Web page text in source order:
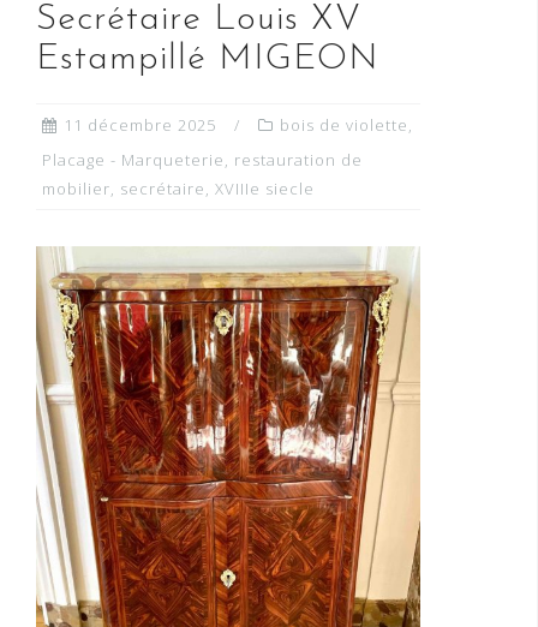
Secrétaire Louis XV
Estampillé MIGEON
11 décembre 2025 bois de violette,
Placage - Marqueterie, restauration de
mobilier, secrétaire, XVIIIe siecle